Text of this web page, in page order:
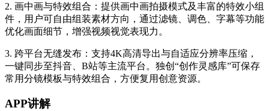
2. 画中画与特效组合：提供画中画拍摄模式及丰富的特效小组
件，用户可自由组装素材方向，通过滤镜、调色、字幕等功能
优化画面细节，增强视频视觉表现力。
3. 跨平台无缝发布：支持4K高清导出与自适应分辨率压缩，
一键同步至抖音、B站等主流平台。独创“创作灵感库”可保存
常用分镜模板与特效组合，方便复用创意资源。
APP讲解